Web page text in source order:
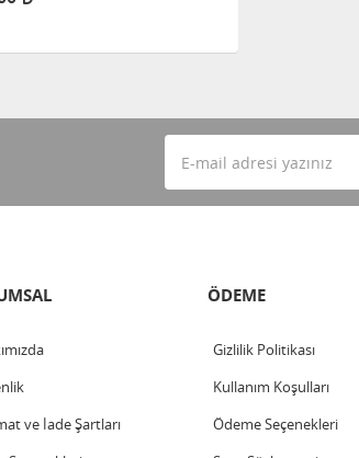
ve İade Şartları
ÖDEME
Gizlilik Politikası
Kullanım Koşulları
Ödeme Seçenekleri